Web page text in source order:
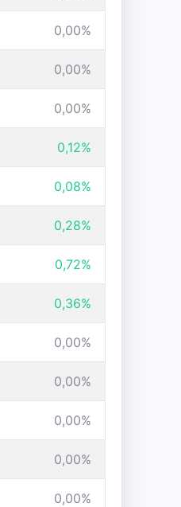
0,00%
0,00%
0,00%
0,12%
0,08%
0,28%
0,72%
0,36%
0,00%
0,00%
0,00%
0,00%
0,00%